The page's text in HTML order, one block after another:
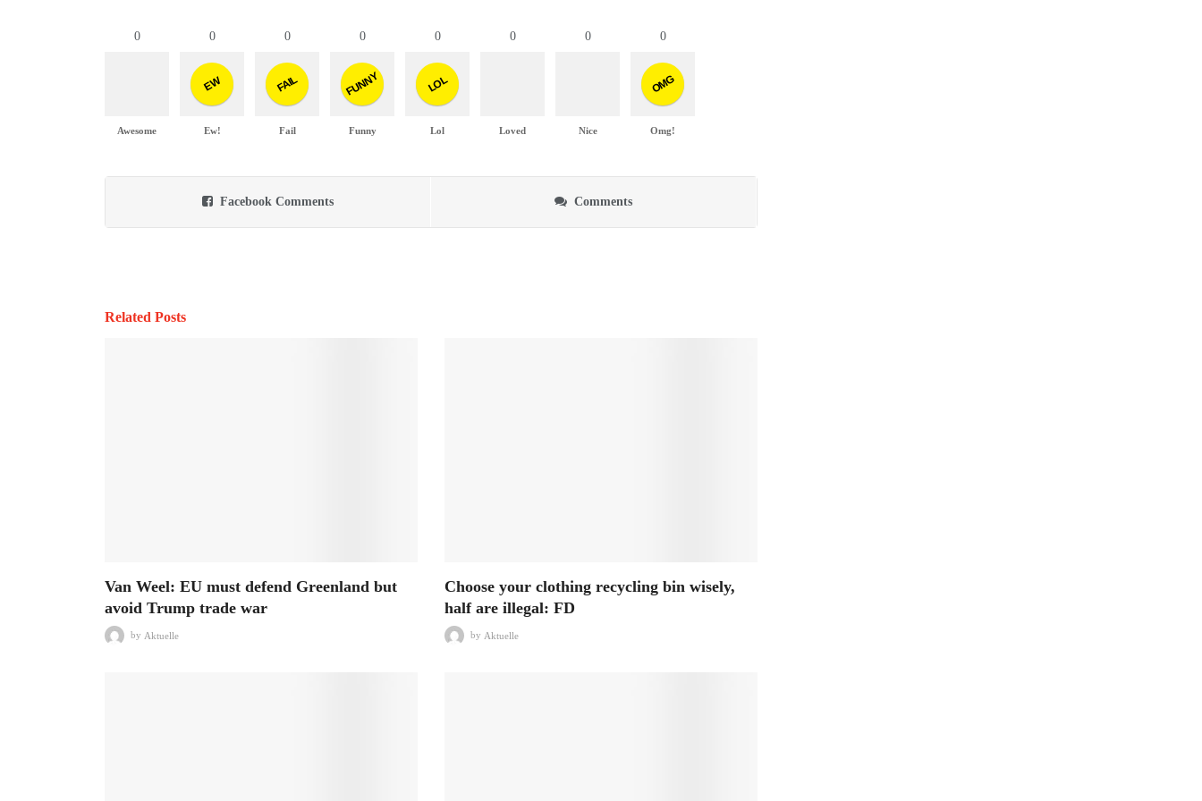
0
Awesome
0
EW
Ew!
0
FAIL
Fail
0
FUNNY
Funny
0
LOL
Lol
0
Loved
0
Nice
0
OMG
Omg!
Facebook Comments Comments
Related Posts
Van Weel: EU must defend Greenland but
avoid Trump trade war
by Aktuelle
Choose your clothing recycling bin wisely,
half are illegal: FD
by Aktuelle